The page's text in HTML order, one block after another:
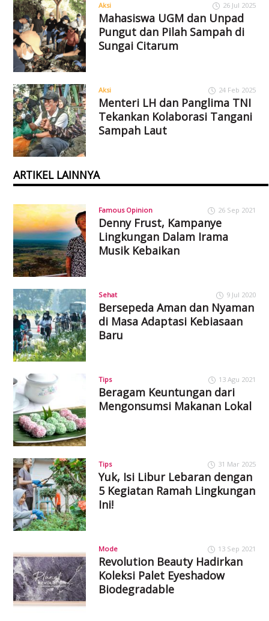
Aksi 26 Jul 2025
Mahasiswa UGM dan Unpad
Pungut dan Pilah Sampah di
Sungai Citarum
Aksi 24 Feb 2025
Menteri LH dan Panglima TNI
Tekankan Kolaborasi Tangani
Sampah Laut
ARTIKEL LAINNYA
Famous Opinion 26 Sep 2021
Denny Frust, Kampanye
Lingkungan Dalam Irama
Musik Kebaikan
Sehat 9 Jul 2020
Bersepeda Aman dan Nyaman
di Masa Adaptasi Kebiasaan
Baru
Tips 13 Agu 2021
Beragam Keuntungan dari
Mengonsumsi Makanan Lokal
Tips 31 Mar 2025
Yuk, Isi Libur Lebaran dengan
5 Kegiatan Ramah Lingkungan
Ini!
Mode 13 Sep 2021
Revolution Beauty Hadirkan
Koleksi Palet Eyeshadow
Biodegradable